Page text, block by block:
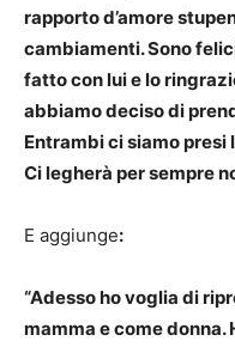
rapporto d’amore
cambiamenti. Sono
fatto con lui e lo
abbiamo deciso di
Entrambi ci siamo presi
Ci legherà per sempre
E aggiunge:
“Adesso ho voglia di
mamma e come donna.